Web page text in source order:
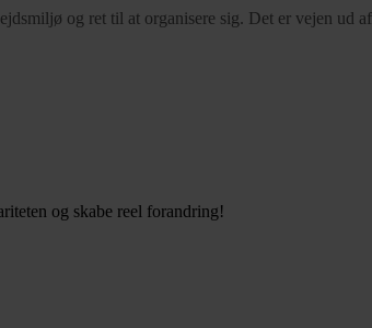
og ret til at organisere sig. Det er vejen ud
og skabe reel forandring!